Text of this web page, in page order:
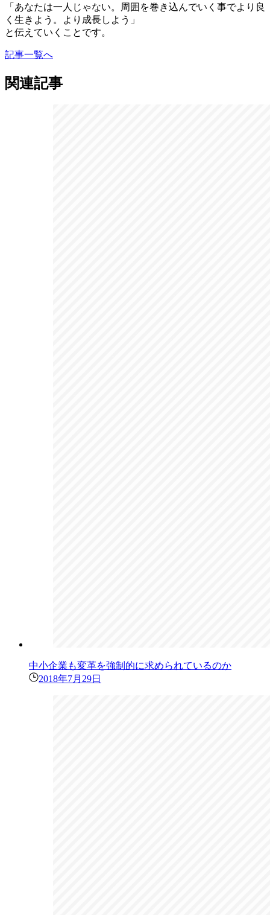
「あなたは一人じゃない。周囲を巻き込んでいく事でより良
く生きよう。より成長しよう」
と伝えていくことです。
記事一覧へ
関連記事
中小企業も変革を強制的に求められているのか
2018年7月29日